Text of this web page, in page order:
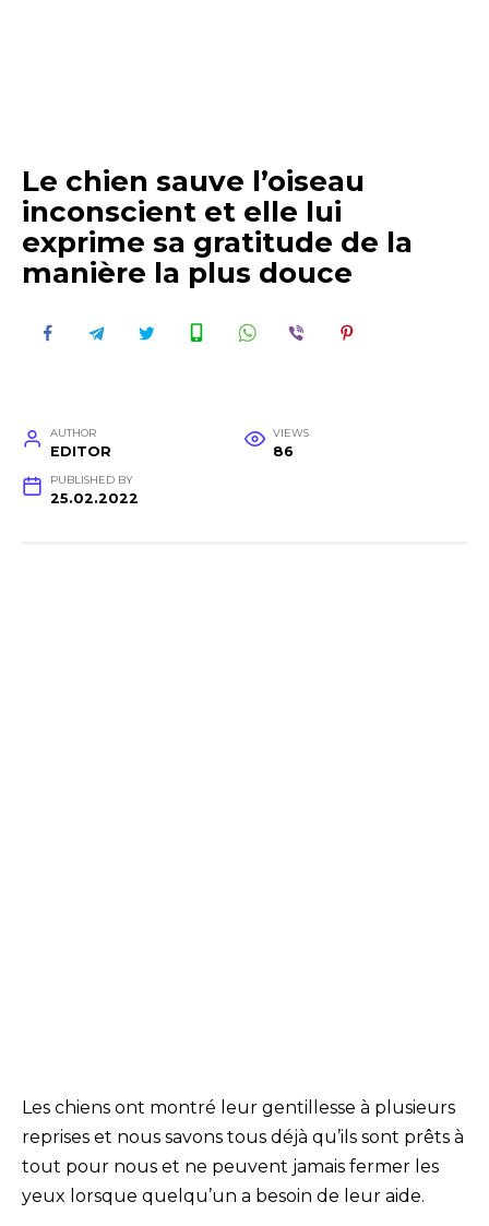
Le chien sauve l’oiseau
inconscient et elle lui
exprime sa gratitude de la
manière la plus douce
AUTHOR
EDITOR
VIEWS
86
PUBLISHED BY
25.02.2022
Les chiens ont montré leur gentillesse à plusieurs
reprises et nous savons tous déjà qu’ils sont prêts à
tout pour nous et ne peuvent jamais fermer les
yeux lorsque quelqu’un a besoin de leur aide.